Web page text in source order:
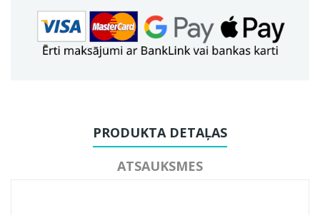
PRODUKTA DETAĻAS
ATSAUKSMES